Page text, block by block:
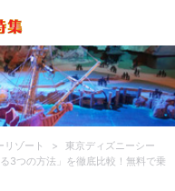
リゾート >
東京ディズニーシー
3つの方法」を徹底比較！無料で乗